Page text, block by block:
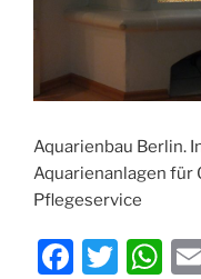
Aquarienbau Berlin.
Aquarienanlagen für
Pflegeservice
F
T
W